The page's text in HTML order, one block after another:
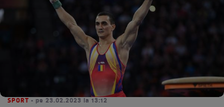
SPORT • pe 23.02.2023 la 13:12